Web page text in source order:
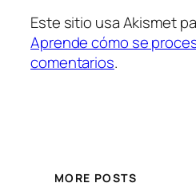
Este sitio usa Akismet
Aprende cómo se
comentarios.
MORE POSTS